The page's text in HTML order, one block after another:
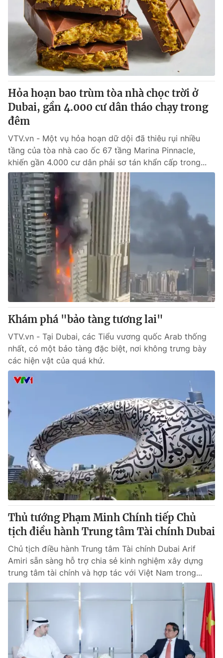
Hỏa hoạn bao trùm tòa nhà chọc trời ở
Dubai, gần 4.000 cư dân tháo chạy trong
đêm
VTV.vn - Một vụ hỏa hoạn dữ dội đã thiêu rụi nhiều
tầng của tòa nhà cao ốc 67 tầng Marina Pinnacle,
khiến gần 4.000 cư dân phải sơ tán khẩn cấp trong...
Khám phá "bảo tàng tương lai"
VTV.vn - Tại Dubai, các Tiểu vương quốc Arab thống
nhất, có một bảo tàng đặc biệt, nơi không trưng bày
các hiện vật của quá khứ.
Thủ tướng Phạm Minh Chính tiếp Chủ
tịch điều hành Trung tâm Tài chính Dubai
Chủ tịch điều hành Trung tâm Tài chính Dubai Arif
Amiri sẵn sàng hỗ trợ chia sẻ kinh nghiệm xây dựng
trung tâm tài chính và hợp tác với Việt Nam trong...